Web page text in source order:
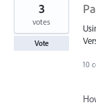
3
votes
Vote
10